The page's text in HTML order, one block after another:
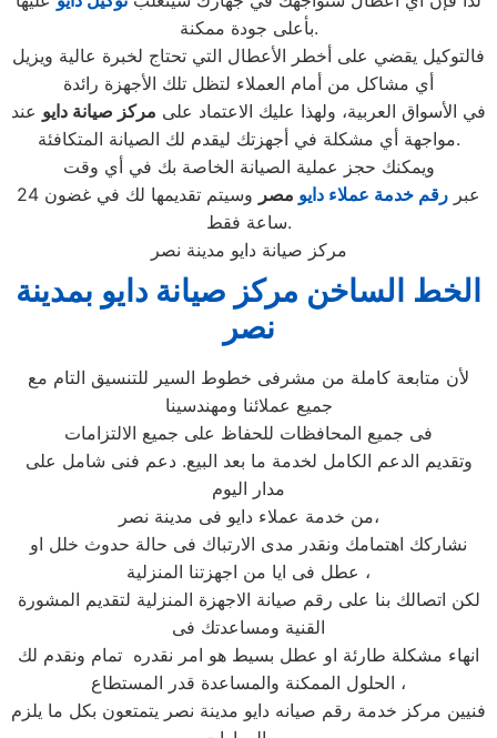
بأعلى جودة ممكنة.
فالتوكيل يقضي على أخطر الأعطال التي تحتاج لخبرة عالية ويزيل
أي مشاكل من أمام العملاء لتظل تلك الأجهزة رائدة
في الأسواق العربية، ولهذا عليك الاعتماد على مركز صيانة دايو عند
مواجهة أي مشكلة في أجهزتك ليقدم لك الصيانة المتكافئة.
ويمكنك حجز عملية الصيانة الخاصة بك في أي وقت
عبر رقم خدمة عملاء دايو مصر
وسيتم تقديمها لك في غضون 24
ساعة فقط.
مركز صيانة دايو مدينة نصر
الخط الساخن مركز صيانة دايو بمدينة
نصر
لأن متابعة كاملة من مشرفى خطوط السير للتنسيق التام مع
جميع عملائنا ومهندسينا
فى جميع المحافظات للحفاظ على جميع الالتزامات
وتقديم الدعم الكامل لخدمة ما بعد البيع. دعم فنى شامل على
مدار اليوم
من خدمة عملاء دايو فى مدينة نصر،
نشاركك اهتمامك ونقدر مدى الارتباك فى حالة حدوث خلل او
عطل فى ايا من اجهزتنا المنزلية ،
لكن اتصالك بنا على رقم صيانة الاجهزة المنزلية لتقديم المشورة
القنية ومساعدتك فى
انهاء مشكلة طارئة او عطل بسيط هو امر نقدره تمام ونقدم لك
الحلول الممكنة والمساعدة قدر المستطاع ،
فنيين مركز خدمة رقم صيانه دايو مدينة نصر يتمتعون بكل ما يلزم